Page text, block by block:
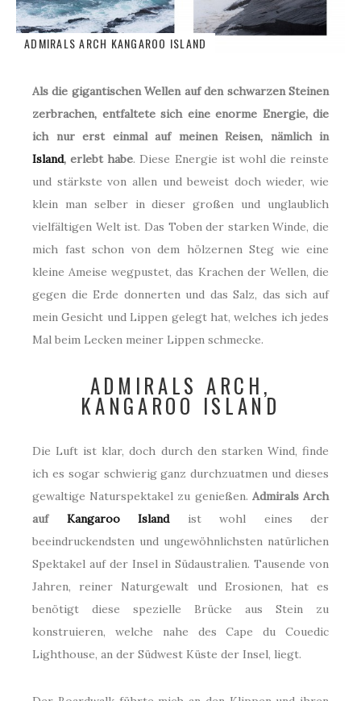
ADMIRALS ARCH KANGAROO ISLAND
Als die gigantischen Wellen auf den schwarzen Steinen
zerbrachen, entfaltete sich eine enorme Energie, die
ich nur erst einmal auf meinen Reisen, nämlich in
Island, erlebt habe. Diese Energie ist wohl die reinste
und stärkste von allen und beweist doch wieder, wie
klein man selber in dieser großen und unglaublich
vielfältigen Welt ist. Das Toben der starken Winde, die
mich fast schon von dem hölzernen Steg wie eine
kleine Ameise wegpustet, das Krachen der Wellen, die
gegen die Erde donnerten und das Salz, das sich auf
mein Gesicht und Lippen gelegt hat, welches ich jedes
Mal beim Lecken meiner Lippen schmecke.
ADMIRALS ARCH,
KANGAROO ISLAND
Die Luft ist klar, doch durch den starken Wind, finde
ich es sogar schwierig ganz durchzuatmen und dieses
gewaltige Naturspektakel zu genießen. Admirals Arch
auf Kangaroo Islandist wohl eines der
beeindruckendsten und ungewöhnlichsten natürlichen
Spektakel auf der Insel in Südaustralien. Tausende von
Jahren, reiner Naturgewalt und Erosionen, hat es
benötigt diese spezielle Brücke aus Stein zu
konstruieren, welche nahe des Cape du Couedic
Lighthouse, an der Südwest Küste der Insel, liegt.